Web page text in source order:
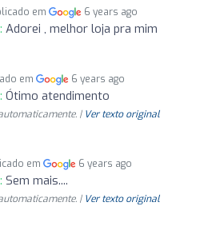
em 6 years ago
Adorei , melhor loja pra mim
em 6 years ago
Ótimo atendimento
| Ver texto original
em 6 years ago
Sem mais....
| Ver texto original